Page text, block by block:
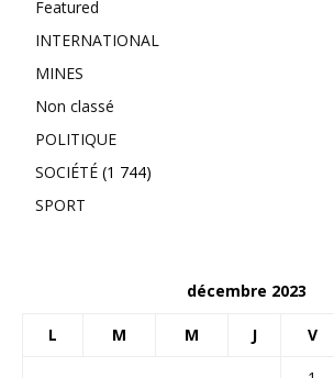
Featured
INTERNATIONAL
MINES
Non classé
POLITIQUE
SOCIÉTÉ (1 744)
SPORT
décembre 2023
L M M J V